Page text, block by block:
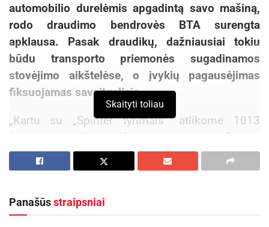
automobilio durelėmis apgadintą savo mašiną,
rodo draudimo bendrovės BTA surengta
apklausa. Pasak draudikų, dažniausiai tokiu
būdu transporto priemonės sugadinamos
stovėjimo aikštelėse, o įvykių pagausėjimas
fiksuojamas savaitgaliais.
„Kartu su „Spinter tyrimais“ atlikome 1013
gyventojų apklausą iš visos Lietuvos. Tyrimo
rezultatai parodė, kad beveik penktadaliui
respondentų yra tekę rasti kito automobilio
padaugėja savaitgaliais. Žmonės masiškai
Skaityti toliau
Panašūsstraipsniai